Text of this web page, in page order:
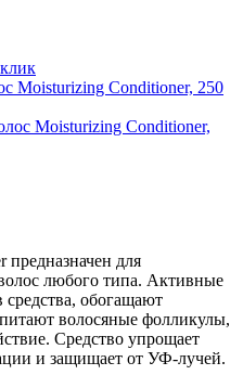
Moisturizing Conditioner, 250
предназначен для
любого типа. Активные
обогащают
волосяные фолликулы,
Средство упрощает
и защищает от УФ-лучей.